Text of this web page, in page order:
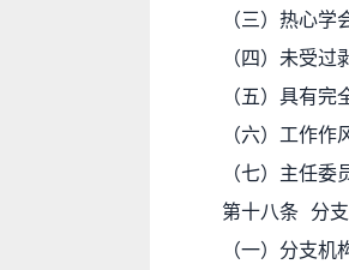
（三）热心
（四）未受
（五）具有
（六）工作
（七）主任
第十八条 分
（一）分支